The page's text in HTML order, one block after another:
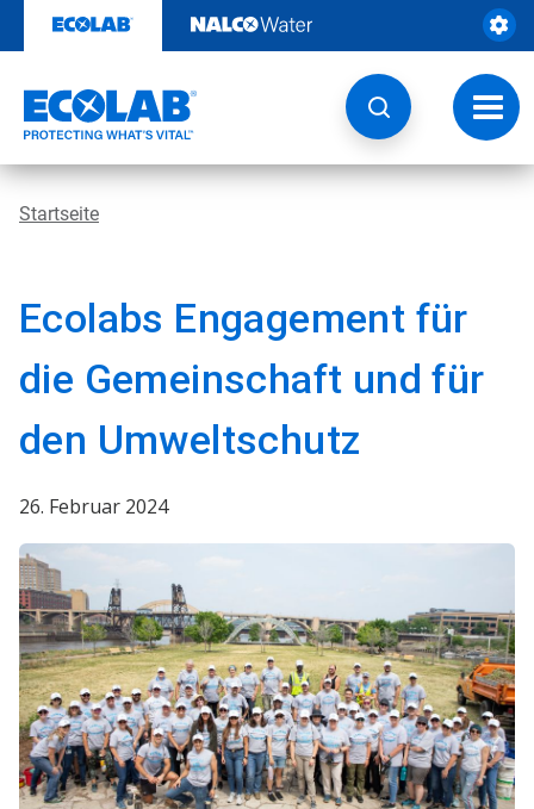
Inhalt
Startseite
Ecolabs Engagement für
die Gemeinschaft und für
den Umweltschutz
26. Februar 2024